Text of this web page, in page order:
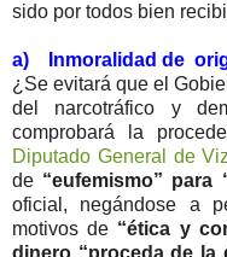
sido por todos bien
a) Inmoralidad de
¿Se evitará que el
del narcotráfico y
comprobará la
Diputado General de
de “eufemismo” para
oficial, negándose a
motivos de “ética y